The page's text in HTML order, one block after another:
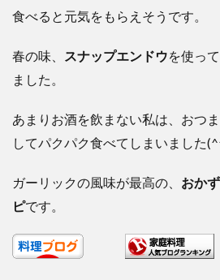
食べると元気をもらえそうです。
春の味、 スナップエンドウを使っ
ました。
あまりお酒を飲まない私は、おつ
してパクパク食べてしまいました
ガーリックの風味が最高の、 おか
ピです。